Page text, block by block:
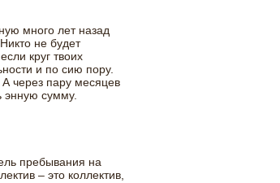
много лет назад
не будет
круг твоих
и по сию пору.
через пару месяцев
энную сумму.
пребывания на
– это коллектив,